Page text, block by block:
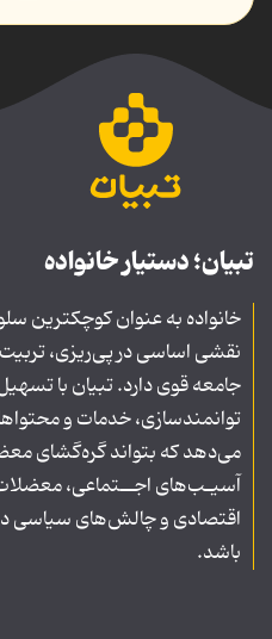
تبیان؛ دستیار خانواده
خانواده به عنوان کوچکترین
نقشی اساسی در پی‌ریزی،
جامعه قوی دارد. تبیان با
توانمندسازی، خدمات و
می‌دهد که بتواند گره‌گشای
آسیـب‌های اجــتماعی،
اقتصادی و چالش‌های سیاسی
باشد.